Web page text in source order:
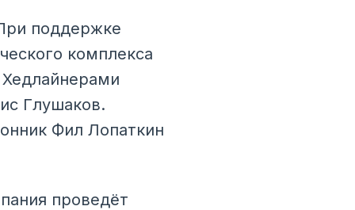
поддержке
комплекса
Глушаков.
Фил Лопаткин
проведёт